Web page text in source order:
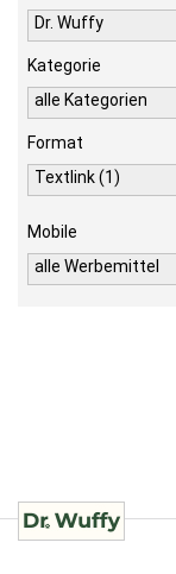
Dr. Wuffy
Kategorie
alle Kategorien
Format
Textlink (1)
Mobile
alle Werbemittel